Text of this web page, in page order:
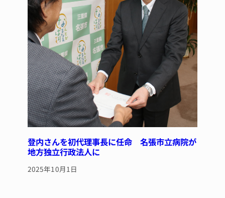
登内さんを初代理事長に任命 名張市立病院が
地方独立行政法人に
2025年10月1日